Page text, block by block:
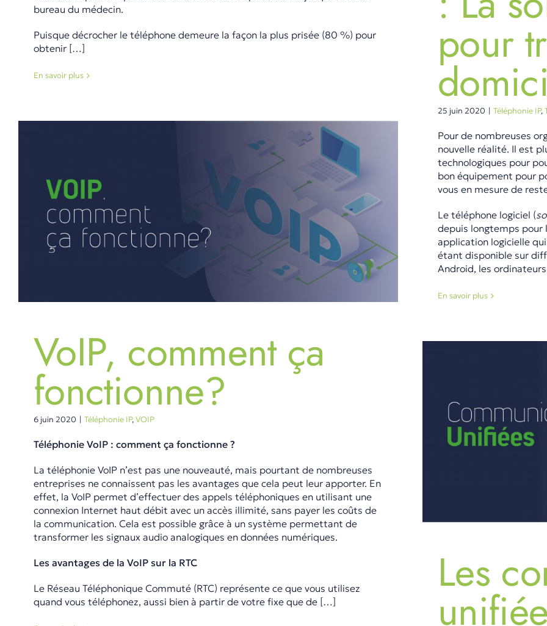
bureau du médecin.
Puisque décrocher le téléphone demeure la façon la plus prisée (80 %) pour
obtenir […]
En savoir plus
pour
25 juin 2020 | Téléphonie IP,
Pour de nombreuses
nouvelle réalité. Il est
technologiques pour
bon équipement pour
vous en mesure de
Le téléphone logiciel (
depuis longtemps
application logicielle
étant disponible sur
Android, les
En savoir plus
VoIP, comment ça
fonctionne?
6 juin 2020 | Téléphonie IP,VOIP
Téléphonie VoIP : comment ça fonctionne ?
La téléphonie VoIP n’est pas une nouveauté, mais pourtant de nombreuses
entreprises ne connaissent pas les avantages que cela peut leur apporter. En
effet, la VoIP permet d’effectuer des appels téléphoniques en utilisant une
connexion Internet haut débit avec un accès illimité, sans payer les coûts de
la communication. Cela est possible grâce à un système permettant de
transformer les signaux audio analogiques en données numériques.
Les avantages de la VoIP sur la RTC
Le Réseau Téléphonique Commuté (RTC) représente ce que vous utilisez
quand vous téléphonez, aussi bien à partir de votre fixe que de […]
Les